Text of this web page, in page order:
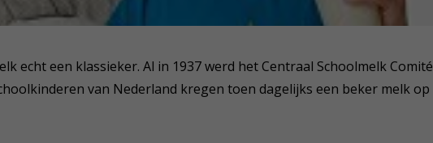
echt een klassieker. Al in 1937 werd het Centraal Schoolmelk Comité
van Nederland kregen toen dagelijks een beker melk op